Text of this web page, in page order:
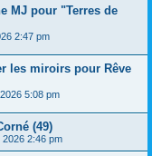
MJ pour "Terres de
2:47 pm
les miroirs pour Rêve
5:08 pm
(49)
2:46 pm